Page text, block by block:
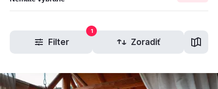
Filter
1
Zoradiť